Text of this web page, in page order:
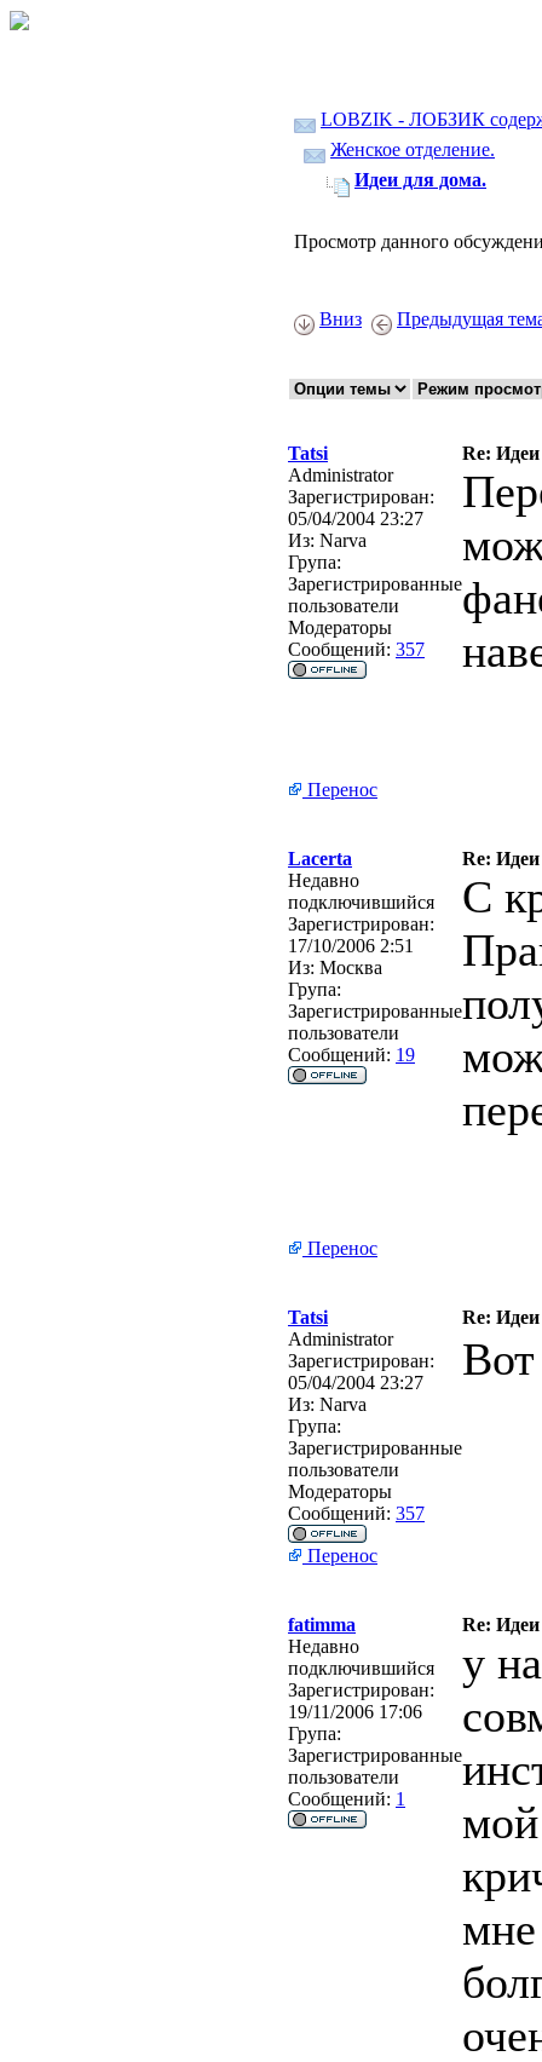
LOBZIK - ЛОБЗИК
Женское отделение.
Идеи для дома.
Просмотр данного
Вниз Предыдущая
Tatsi
Re:
Administrator
Зарегистрирован:
05/04/2004 23:27
Из: Narva
Група:
Зарегистрированные
пользователи
Модераторы
Сообщений: 357
Перенос
Lacerta
Re:
Недавно
подключившийся
Зарегистрирован:
17/10/2006 2:51
Из: Москва
Група:
Зарегистрированные
пользователи
Сообщений: 19
С
Перенос
Tatsi
Re:
Administrator
Зарегистрирован:
05/04/2004 23:27
Из: Narva
Група:
Зарегистрированные
пользователи
Модераторы
Сообщений: 357
Перенос
fatimma
Re:
Недавно
подключившийся
Зарегистрирован:
19/11/2006 17:06
Група:
Зарегистрированные
пользователи
Сообщений: 1
у